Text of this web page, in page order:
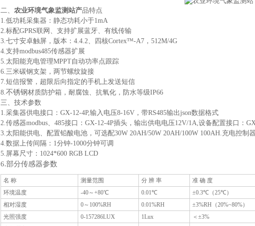
二、 农业环境气象监测站产品特点
1.低功耗采集器：静态功耗小于1mA
2.标配GPRS联网、支持扩展蓝牙、有线传输
3.七寸安卓触屏，版本：4.4.2、四核Cortex™-A7，512M/4G
4.支持modbus485传感器扩展
5.太阳能充电管理MPPT自动功率点跟踪
6.三米碳钢支架，两节螺纹旋接
7.短信报警，超限后向指定的手机上发送短信
8.不锈钢材质防护箱，耐腐蚀、抗氧化，防水等级IP66
三、技术参数
1.采集器供电接口：GX-12-4P,输入电压8-16V，带RS485输出json数据格式
2.传感器modbus、485接口：GX-12-4P插头，输出供电电压12V/1A,设备配置接口：
3.太阳能供电、配置铅酸电池，可选配30W 20AH/50W 20AH/100W 100AH.充电控制
4.数据上传间隔：1分钟-1000分钟可调
5.屏幕尺寸：1024*600 RGB LCD
6.部分传感器参数
名 称 测量范围 分 辨 率
准 确 度
环境温度
-40～+80℃ 0.01℃
±0.3℃（25℃）
相对湿度
0～100%RH 0.01%RH
±3%RH（20%~80%）
光照强度
0-157286LUX 1Lux
＜±3%